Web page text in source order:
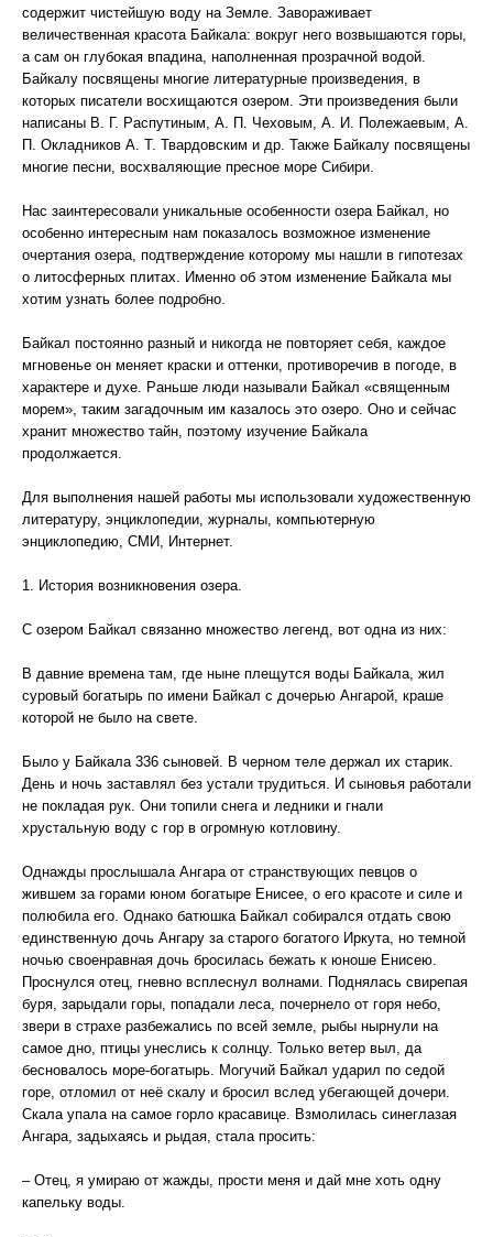
содержит чистейшую воду на Земле. Завораживает
величественная красота Байкала: вокруг него возвышаются горы,
а сам он глубокая впадина, наполненная прозрачной водой.
Байкалу посвящены многие литературные произведения, в
которых писатели восхищаются озером. Эти произведения были
написаны В. Г. Распутиным, А. П. Чеховым, А. И. Полежаевым, А.
П. Окладников А. Т. Твардовским и др. Также Байкалу посвящены
многие песни, восхваляющие пресное море Сибири.
Нас заинтересовали уникальные особенности озера Байкал, но
особенно интересным нам показалось возможное изменение
очертания озера, подтверждение которому мы нашли в гипотезах
о литосферных плитах. Именно об этом изменение Байкала мы
хотим узнать более подробно.
Байкал постоянно разный и никогда не повторяет себя, каждое
мгновенье он меняет краски и оттенки, противоречив в погоде, в
характере и духе. Раньше люди называли Байкал «священным
морем», таким загадочным им казалось это озеро. Оно и сейчас
хранит множество тайн, поэтому изучение Байкала
продолжается.
Для выполнения нашей работы мы использовали художественную
литературу, энциклопедии, журналы, компьютерную
энциклопедию, СМИ, Интернет.
1. История возникновения озера.
С озером Байкал связанно множество легенд, вот одна из них:
В давние времена там, где ныне плещутся воды Байкала, жил
суровый богатырь по имени Байкал с дочерью Ангарой, краше
которой не было на свете.
Было у Байкала 336 сыновей. В черном теле держал их старик.
День и ночь заставлял без устали трудиться. И сыновья работали
не покладая рук. Они топили снега и ледники и гнали
хрустальную воду с гор в огромную котловину.
Однажды прослышала Ангара от странствующих певцов о
жившем за горами юном богатыре Енисее, о его красоте и силе и
полюбила его. Однако батюшка Байкал собирался отдать свою
единственную дочь Ангару за старого богатого Иркута, но темной
ночью своенравная дочь бросилась бежать к юноше Енисею.
Проснулся отец, гневно всплеснул волнами. Поднялась свирепая
буря, зарыдали горы, попадали леса, почернело от горя небо,
звери в страхе разбежались по всей земле, рыбы нырнули на
самое дно, птицы унеслись к солнцу. Только ветер выл, да
бесновалось море-богатырь. Могучий Байкал ударил по седой
горе, отломил от неё скалу и бросил вслед убегающей дочери.
Скала упала на самое горло красавице. Взмолилась синеглазая
Ангара, задыхаясь и рыдая, стала просить:
– Отец, я умираю от жажды, прости меня и дай мне хоть одну
капельку воды.